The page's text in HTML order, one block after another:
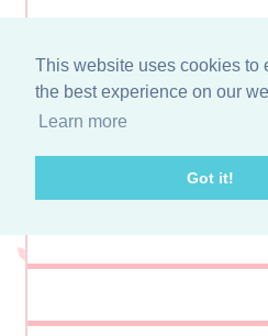
This website uses cookies to
the best experience on our
Learn more
Got it!